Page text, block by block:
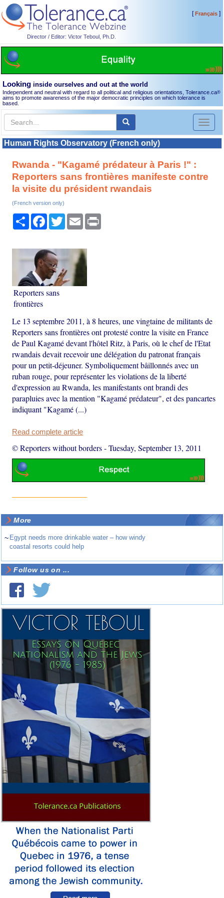
Director / Editor: Victor Teboul, Ph.D.
[Français]
Looking inside ourselves and out at the world
Independent and neutral with regard to all political and religious orientations, Tolerance.ca®
aims to promote awareness of the major democratic principles on which tolerance is
based.
Toggle
Human Rights Observatory (French only)
Rwanda - "Kagamé prédateur à Paris !" :
Reporters sans frontières manifeste contre
la visite du président rwandais
(French version only)
Share Facebook
TwitterEmail
Reporters sans
frontières
Le 13 septembre 2011, à 8 heures, une vingtaine de militants de
Reporters sans frontières ont protesté contre la visite en France
de Paul Kagamé devant l'hôtel Ritz, à Paris, où le chef de l'Etat
rwandais devait recevoir une délégation du patronat français
pour un petit-déjeuner. Symboliquement bâillonnés avec un
ruban rouge, pour représenter les violations de la liberté
d'expression au Rwanda, les manifestants ont brandi des
parapluies avec la mention "Kagamé prédateur", et des pancartes
indiquant "Kagamé (...)
Read complete article
© Reporters without borders-Tuesday, September 13, 2011
More
~ Egypt needs more drinkable water – how windy
coastal resorts could help
Follow us on ...